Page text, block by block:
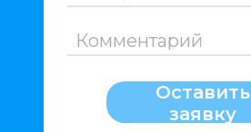
Оставить
заявку